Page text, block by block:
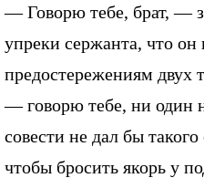
— Говорю тебе, брат, —
упреки сержанта, что он
предостережениям двух
— говорю тебе, ни один
совести не дал бы
чтобы бросить якорь у